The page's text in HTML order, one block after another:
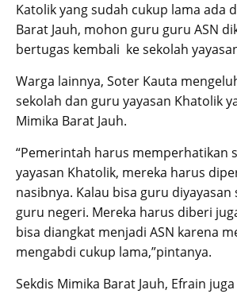
Katolik yang sudah cukup lama ada
Barat Jauh, mohon guru guru ASN
bertugas kembali ke sekolah
Warga lainnya, Soter Kauta
sekolah dan guru yayasan Khatolik
Mimika Barat Jauh.
“Pemerintah harus memperhatikan
yayasan Khatolik, mereka harus
nasibnya. Kalau bisa guru diyayasan
guru negeri. Mereka harus diberi
bisa diangkat menjadi ASN karena
mengabdi cukup lama,”pintanya.
Sekdis Mimika Barat Jauh, Efrain